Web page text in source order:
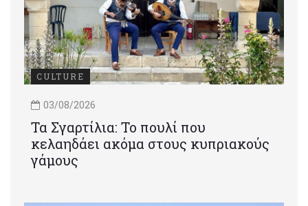
CULTURE
03/08/2026
Τα Σγαρτίλια: Το πουλί που
κελαηδάει ακόμα στους κυπριακούς
γάμους